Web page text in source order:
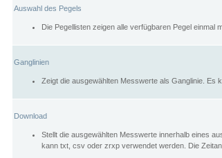
Auswahl des Pegels
Die Pegellisten zeigen alle verfügbaren Pegel einmal
Ganglinien
Zeigt die ausgewählten Messwerte als Ganglinie. Es
Download
Stellt die ausgewählten Messwerte innerhalb eines
kann txt, csv oder zrxp verwendet werden. Die